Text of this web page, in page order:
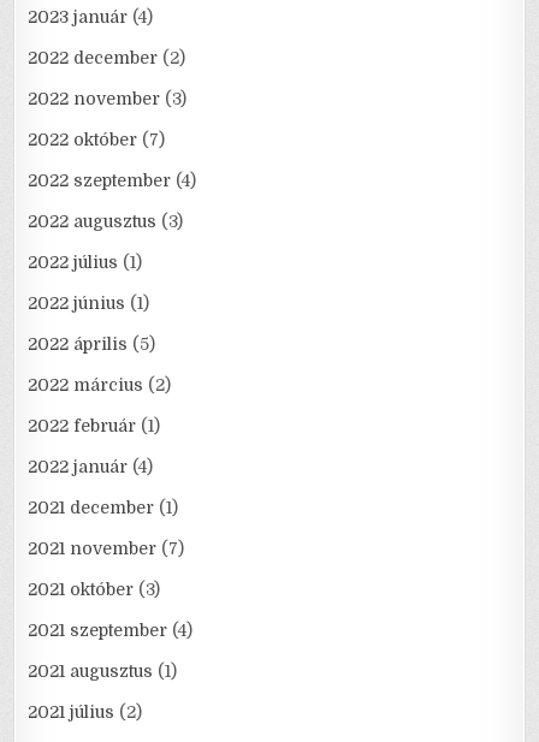
2023 január (4)
2022 december (2)
2022 november (3)
2022 október (7)
2022 szeptember (4)
2022 augusztus (3)
2022 július (1)
2022 június (1)
2022 április (5)
2022 március (2)
2022 február (1)
2022 január (4)
2021 december (1)
2021 november (7)
2021 október (3)
2021 szeptember (4)
2021 augusztus (1)
2021 július (2)